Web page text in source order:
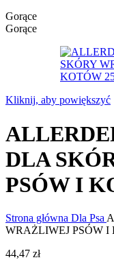
Gorące
Gorące
Kliknij, aby powiększyć
DLA
PSÓW I
Strona główna Dla Psa
WRAŻLIWEJ PSÓW I
44,47 zł